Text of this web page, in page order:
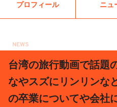
プロフィール ニュ
NEWS
台湾の旅行動画で話題
なやスズにリンリンな
の卒業についてや会社